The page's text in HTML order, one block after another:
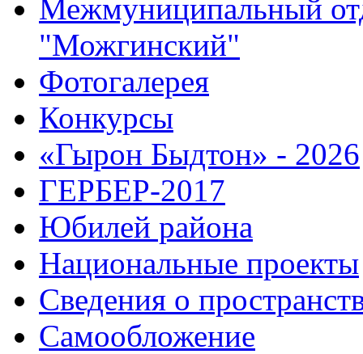
Межмуниципальный
"Можгинский"
Фотогалерея
Конкурсы
«Гырон Быдтон» - 2026
ГЕРБЕР-2017
Юбилей района
Национальные проекты
Сведения о
Самообложение